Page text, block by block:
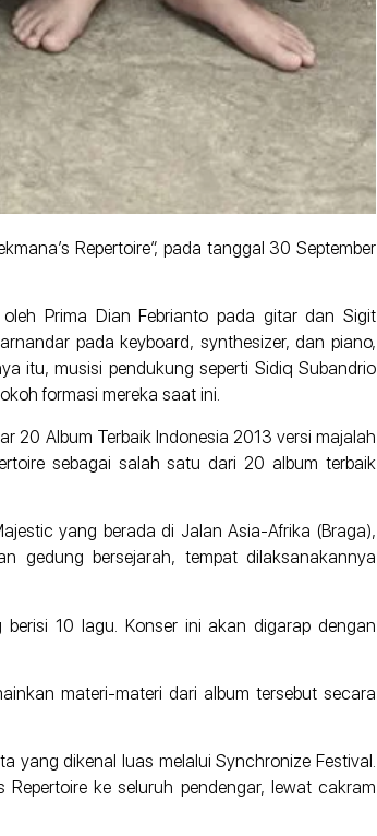
Repertoire”, pada tanggal 30 September
Prima Dian Febrianto pada gitar dan Sigit
pada keyboard, synthesizer, dan piano,
itu, musisi pendukung seperti Sidiq Subandrio
formasi mereka saat ini.
20 Album Terbaik Indonesia 2013 versi majalah
sebagai salah satu dari 20 album terbaik
yang berada di Jalan Asia-Afrika (Braga),
gedung bersejarah, tempat dilaksanakannya
10 lagu. Konser ini akan digarap dengan
materi-materi dari album tersebut secara
yang dikenal luas melalui Synchronize Festival.
ke seluruh pendengar, lewat cakram